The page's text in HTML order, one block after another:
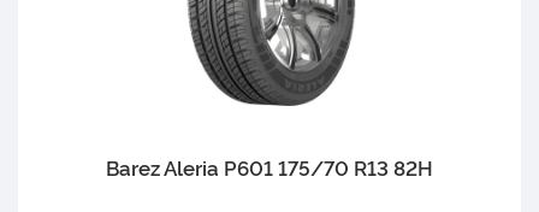
Barez Aleria P601 175/70 R13 82H